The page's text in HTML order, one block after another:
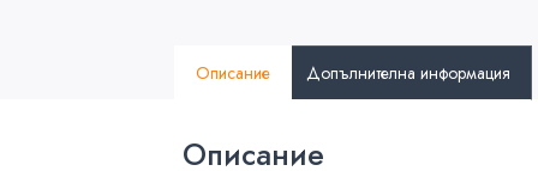
Описание Допълнителна информация
Описание